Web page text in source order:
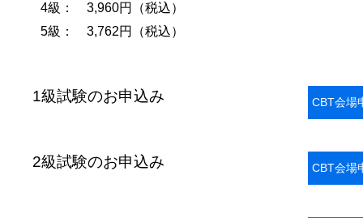
4級： 3,960円（税込）
5級： 3,762円（税込）
1級試験のお申込み CBT会場
2級試験のお申込み CBT会場